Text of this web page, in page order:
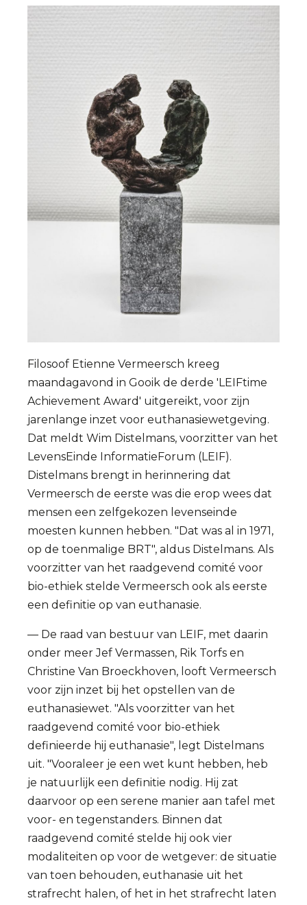
Filosoof Etienne Vermeersch kreeg
maandagavond in Gooik de derde 'LEIFtime
Achievement Award' uitgereikt, voor zijn
jarenlange inzet voor euthanasiewetgeving.
Dat meldt Wim Distelmans, voorzitter van het
LevensEinde InformatieForum (LEIF).
Distelmans brengt in herinnering dat
Vermeersch de eerste was die erop wees dat
mensen een zelfgekozen levenseinde
moesten kunnen hebben. "Dat was al in 1971,
op de toenmalige BRT", aldus Distelmans. Als
voorzitter van het raadgevend comité voor
bio-ethiek stelde Vermeersch ook als eerste
een definitie op van euthanasie.
— De raad van bestuur van LEIF, met daarin
onder meer Jef Vermassen, Rik Torfs en
Christine Van Broeckhoven, looft Vermeersch
voor zijn inzet bij het opstellen van de
euthanasiewet. "Als voorzitter van het
raadgevend comité voor bio-ethiek
definieerde hij euthanasie", legt Distelmans
uit. "Vooraleer je een wet kunt hebben, heb
je natuurlijk een definitie nodig. Hij zat
daarvoor op een serene manier aan tafel met
voor- en tegenstanders. Binnen dat
raadgevend comité stelde hij ook vier
modaliteiten op voor de wetgever: de situatie
van toen behouden, euthanasie uit het
strafrecht halen, of het in het strafrecht laten